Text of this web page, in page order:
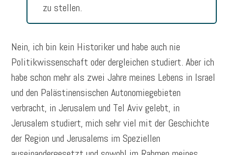
zu stellen.
Nein, ich bin kein Historiker und habe auch nie
Politikwissenschaft oder dergleichen studiert. Aber ich
habe schon mehr als zwei Jahre meines Lebens in Israel
und den Palästinensischen Autonomiegebieten
verbracht, in Jerusalem und Tel Aviv gelebt, in
Jerusalem studiert, mich sehr viel mit der Geschichte
der Region und Jerusalems im Speziellen